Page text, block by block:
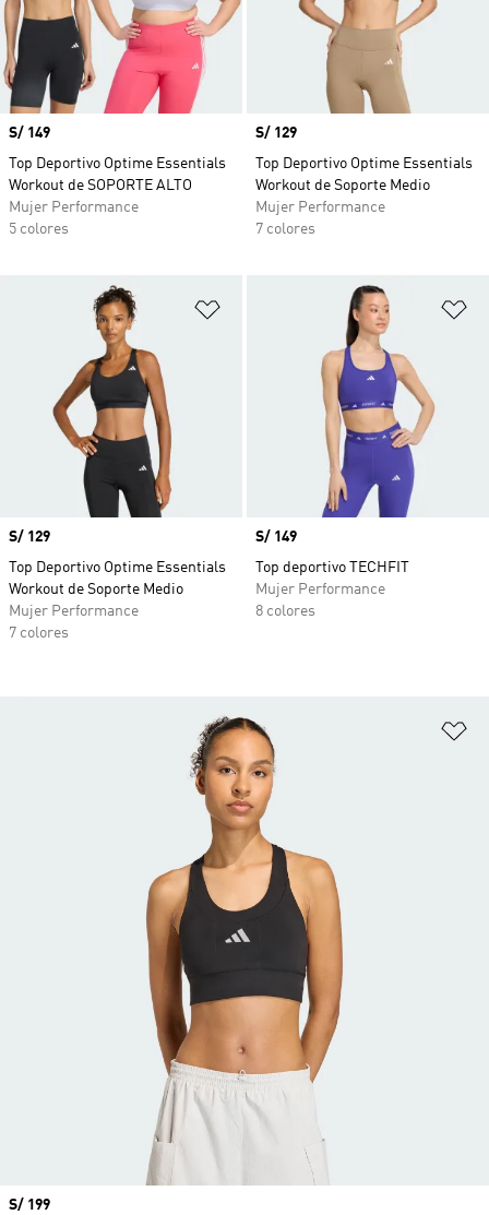
Precio
S/ 149
Top Deportivo Optime Essentials
Workout de SOPORTE ALTO
Mujer Performance
5 colores
Precio
S/ 129
Top Deportivo Optime Essentials
Workout de Soporte Medio
Mujer Performance
7 colores
Añadir a la lista de deseos
Precio
S/ 129
Top Deportivo Optime Essentials
Workout de Soporte Medio
Mujer Performance
7 colores
Precio
S/ 149
Top deportivo TECHFIT
Mujer Performance
8 colores
Precio
S/ 199